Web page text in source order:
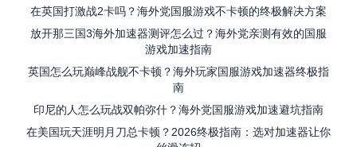
在英国打激战2卡吗？海外党国服游戏不卡顿的终极解决方案
放开那三国3海外加速器测评怎么过？海外党亲测有效的国服
游戏加速指南
英国怎么玩巅峰战舰不卡顿？海外玩家国服游戏加速器终极指
南
印尼的人怎么玩战双帕弥什？海外党国服游戏加速避坑指南
在美国玩天涯明月刀总卡顿？2026终极指南：选对加速器让你